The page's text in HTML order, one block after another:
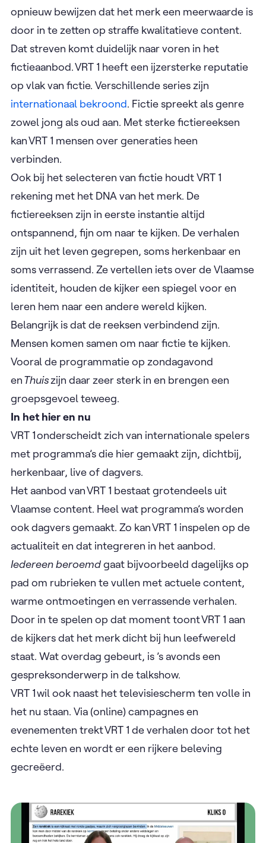
opnieuw bewijzen dat het merk een meerwaarde is
door in te zetten op straffe kwalitatieve content.
Dat streven komt duidelijk naar voren in het
fictieaanbod. VRT 1 heeft een ijzersterke reputatie
op vlak van fictie. Verschillende series zijn
internationaal bekroond. Fictie spreekt als genre
zowel jong als oud aan. Met sterke fictiereeksen
kan VRT 1 mensen over generaties heen
verbinden.
Ook bij het selecteren van fictie houdt VRT 1
rekening met het DNA van het merk. De
fictiereeksen zijn in eerste instantie altijd
ontspannend, fijn om naar te kijken. De verhalen
zijn uit het leven gegrepen, soms herkenbaar en
soms verrassend. Ze vertellen iets over de Vlaamse
identiteit, houden de kijker een spiegel voor en
leren hem naar een andere wereld kijken.
Belangrijk is dat de reeksen verbindend zijn.
Mensen komen samen om naar fictie te kijken.
Vooral de programmatie op zondagavond
enThuiszijn daar zeer sterk in en brengen een
groepsgevoel teweeg.
In het hier en nu
VRT 1 onderscheidt zich van internationale spelers
met programma’s die hier gemaakt zijn, dichtbij,
herkenbaar, live of dagvers.
Het aanbod van VRT 1 bestaat grotendeels uit
Vlaamse content. Heel wat programma’s worden
ook dagvers gemaakt. Zo kan VRT 1 inspelen op de
actualiteit en dat integreren in het aanbod.
Iedereen beroemdgaat bijvoorbeeld dagelijks op
pad om rubrieken te vullen met actuele content,
warme ontmoetingen en verrassende verhalen.
Door in te spelen op dat moment toont VRT 1 aan
de kijkers dat het merk dicht bij hun leefwereld
staat. Wat overdag gebeurt, is ’s avonds een
gespreksonderwerp in de talkshow.
VRT 1 wil ook naast het televisiescherm ten volle in
het nu staan. Via (online) campagnes en
evenementen trekt VRT 1 de verhalen door tot het
echte leven en wordt er een rijkere beleving
gecreëerd.